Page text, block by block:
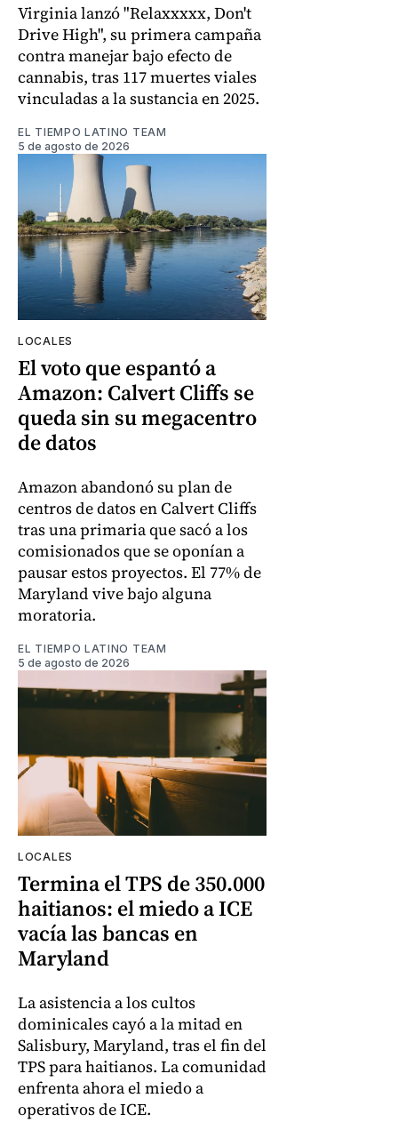
Virginia lanzó "Relaxxxxx, Don't
Drive High", su primera campaña
contra manejar bajo efecto de
cannabis, tras 117 muertes viales
vinculadas a la sustancia en 2025.
EL TIEMPO LATINO TEAM
5 de agosto de 2026
LOCALES
El voto que espantó a
Amazon: Calvert Cliffs se
queda sin su megacentro
de datos
Amazon abandonó su plan de
centros de datos en Calvert Cliffs
tras una primaria que sacó a los
comisionados que se oponían a
pausar estos proyectos. El 77% de
Maryland vive bajo alguna
moratoria.
EL TIEMPO LATINO TEAM
5 de agosto de 2026
LOCALES
Termina el TPS de 350.000
haitianos: el miedo a ICE
vacía las bancas en
Maryland
La asistencia a los cultos
dominicales cayó a la mitad en
Salisbury, Maryland, tras el fin del
TPS para haitianos. La comunidad
enfrenta ahora el miedo a
operativos de ICE.